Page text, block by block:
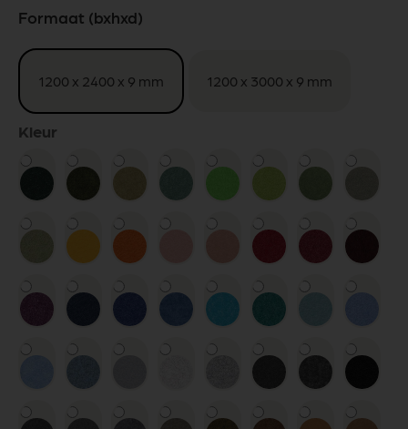
Formaat (bxhxd)
1200 x 2400 x 9 mm 1200 x 3000 x 9 mm
Kleur